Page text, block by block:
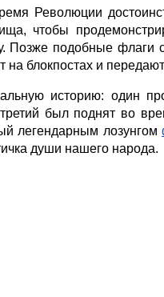
Революции
чтобы
Позже подобные флаги
блокпостах и передают
историю: один
был поднят во
легендарным лозунгом
души нашего народа.